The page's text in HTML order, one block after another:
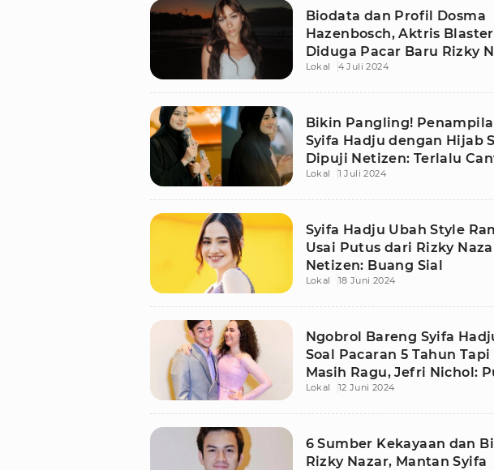
Biodata dan Profil Dosma
Hazenbosch, Aktris
Diduga Pacar Baru Rizky
Lokal 4 Juli 2024
Bikin Pangling!
Syifa Hadju dengan Hijab
Dipuji Netizen: Terlalu
Lokal 1 Juli 2024
Syifa Hadju Ubah Style
Usai Putus dari Rizky
Netizen: Buang Sial
Lokal 18 Juni 2024
Ngobrol Bareng Syifa
Soal Pacaran 5 Tahun Tapi
Masih Ragu, Jefri Nichol:
Aja Sih
Lokal 12 Juni 2024
6 Sumber Kekayaan dan
Rizky Nazar, Mantan Syifa